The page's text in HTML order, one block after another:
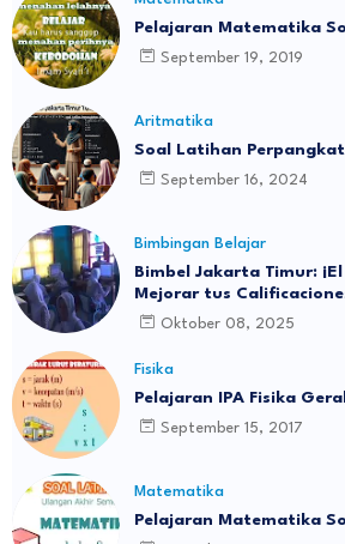
Pelajaran Matematika
September 19, 2019
Aritmatika
Soal Latihan
September 16, 2024
Bimbingan Belajar
Bimbel Jakarta Timur:
Mejorar tus
Meses!Oktober 08, 2025
Fisika
Pelajaran IPA Fisika
September 15, 2017
Matematika
Pelajaran Matematika